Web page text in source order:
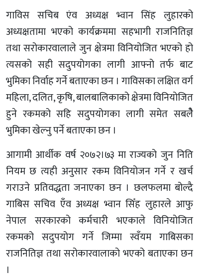
गाविस सचिब एंव अध्यक्ष भ्वान सिंह लुहारको
अध्यक्षतामा भएको कार्यक्रममा सहभागी राजनितिज्ञ
तथा सरोकारवालाले जुन क्षेत्रमा विनियोजित भएको हो
त्यसको सही सदुपयोगका लागी आफ्नो तर्फ बाट
भुमिका निर्वाह गर्ने बताएका छन । गाविसका लक्षित वर्ग
महिला, दलित, कृषि, बालबालिकाको क्षेत्रमा विनियोजित
हुने रकमको सहि सदुपयोगका लागी समेत सबलेै
भुमिका खेल्नु पर्ने बताएका छन ।
आगामी आर्थीक वर्ष २०७२।७३ मा राज्यको जुन निति
नियम छ त्यही अनुसार रकम विनियोजन गर्ने र खर्च
गराउने प्रतिवद्धता जनाएका छन । छलफलमा बोल्दै
गाबिस सचिव एँव अध्यक्ष भ्वान सिँह लुहारले आफु
नेपाल सरकारको कर्मचारी भएकाले विनियोजित
रकमको सदुपयोग गर्ने जिम्मा स्वँयम गाबिसका
राजनितिज्ञ तथा सरोकारवालाको भएको बताएका छन
।